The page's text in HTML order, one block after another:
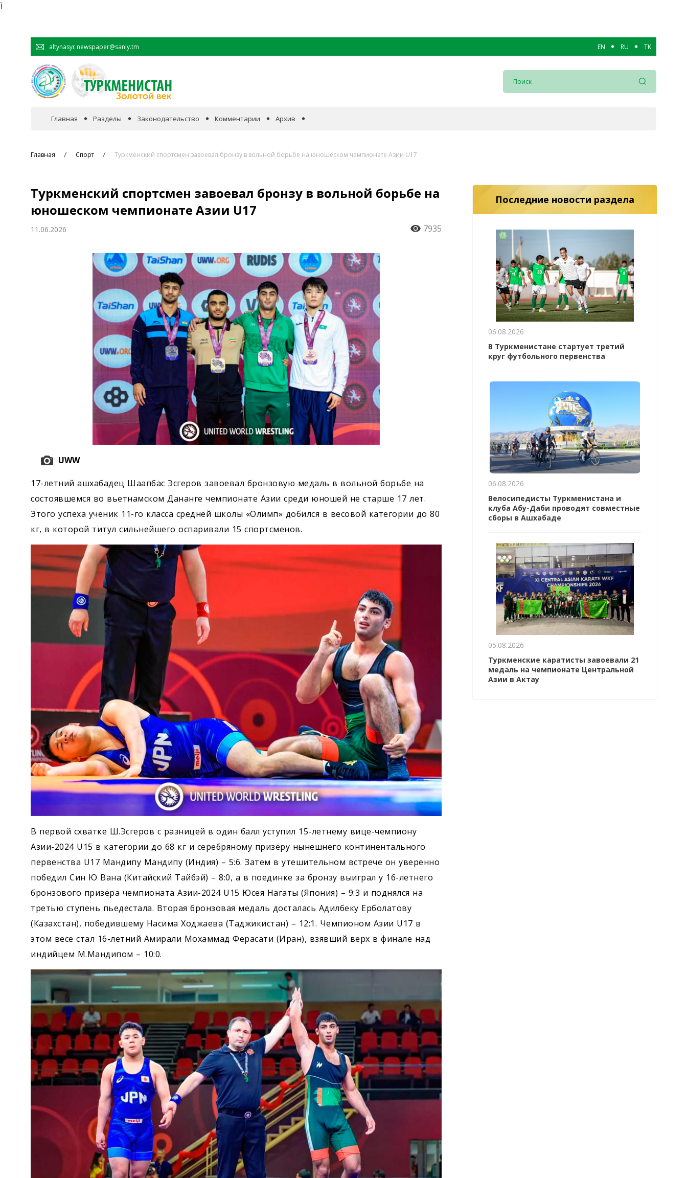
Ï
altynasyr.newspaper@sanly.tm EN RU TK
Главная Разделы
Сотрудничество
Общество
Культура
Наука
Спорт
Законодательство Комментарии Архив
Главная Спорт Туркменский спортсмен завоевал бронзу в вольной борьбе на юношеском чемпионате Азии U17
Туркменский спортсмен завоевал бронзу в вольной борьбе на
юношеском чемпионате Азии U17
11.06.2026 7935
UWW
17-летний ашхабадец Шаапбас Эсгеров завоевал бронзовую медаль в вольной борьбе на
состоявшемся во вьетнамском Дананге чемпионате Азии среди юношей не старше 17 лет.
Этого успеха ученик 11-го класса средней школы «Олимп» добился в весовой категории до 80
кг, в которой титул сильнейшего оспаривали 15 спортсменов.
В первой схватке Ш.Эсгеров с разницей в один балл уступил 15-летнему вице-чемпиону
Азии-2024 U15 в категории до 68 кг и серебряному призёру нынешнего континентального
первенства U17 Мандипу Мандипу (Индия) – 5:6. Затем в утешительном встрече он уверенно
победил Син Ю Вана (Китайский Тайбэй) – 8:0, а в поединке за бронзу выиграл у 16-летнего
бронзового призёра чемпионата Азии-2024 U15 Юсея Нагаты (Япония) – 9:3 и поднялся на
третью ступень пьедестала. Вторая бронзовая медаль досталась Адилбеку Ерболатову
(Казахстан), победившему Насима Ходжаева (Таджикистан) – 12:1. Чемпионом Азии U17 в
этом весе стал 16-летний Амирали Мохаммад Ферасати (Иран), взявший верх в финале над
индийцем М.Мандипом – 10:0.
Последние новости раздела
06.08.2026
В Туркменистане стартует третий
круг футбольного первенства
06.08.2026
Велосипедисты Туркменистана и
клуба Абу-Даби проводят совместные
сборы в Ашхабаде
05.08.2026
Туркменские каратисты завоевали 21
медаль на чемпионате Центральной
Азии в Актау